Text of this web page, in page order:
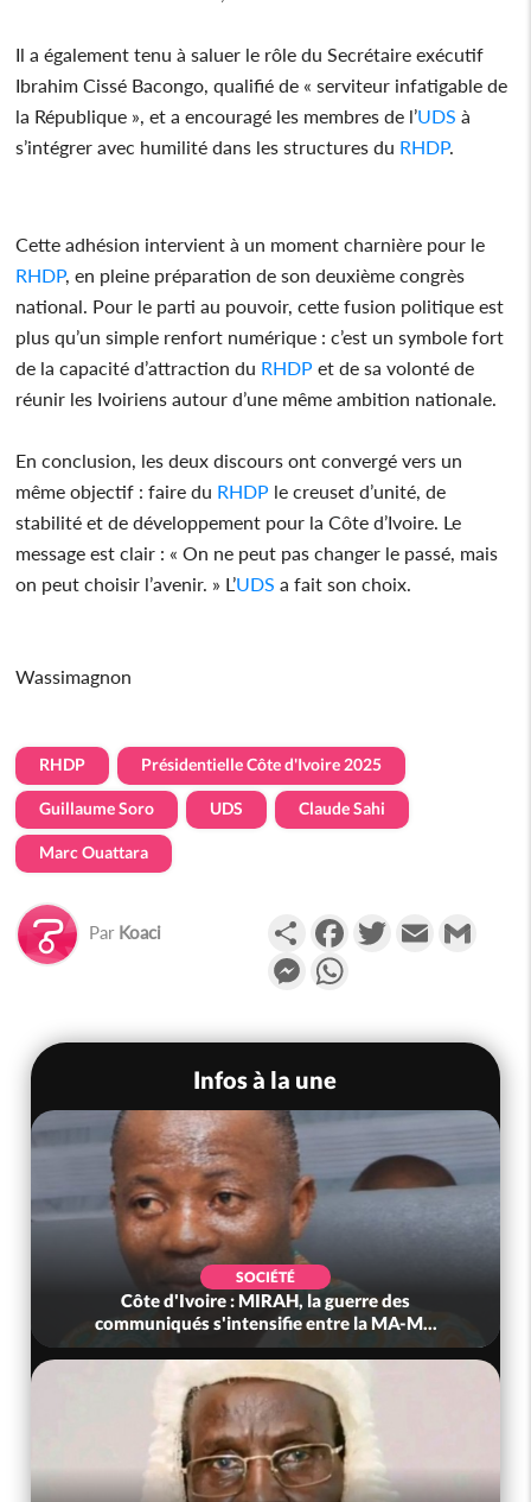
Il a également tenu à saluer le rôle du Secrétaire exécutif
Ibrahim Cissé Bacongo, qualifié de « serviteur infatigable de
la République », et a encouragé les membres de l’UDS à
s’intégrer avec humilité dans les structures du RHDP.
Cette adhésion intervient à un moment charnière pour le
RHDP, en pleine préparation de son deuxième congrès
national. Pour le parti au pouvoir, cette fusion politique est
plus qu’un simple renfort numérique : c’est un symbole fort
de la capacité d’attraction du RHDP et de sa volonté de
réunir les Ivoiriens autour d’une même ambition nationale.
En conclusion, les deux discours ont convergé vers un
même objectif : faire du RHDP le creuset d’unité, de
stabilité et de développement pour la Côte d’Ivoire. Le
message est clair : « On ne peut pas changer le passé, mais
on peut choisir l’avenir. » L’UDS a fait son choix.
Wassimagnon
RHDP Présidentielle Côte d'Ivoire 2025
Guillaume Soro UDS Claude Sahi
Marc Ouattara
Par Koaci PartagerFacebookTwitterEmail
Messenger
Infos à la une
SOCIÉTÉ
Côte d'Ivoire : MIRAH, la guerre des
communiqués s'intensifie entre la MA-M...